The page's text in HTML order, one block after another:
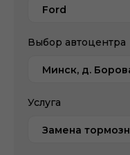
Ford
Выбор автоцентра
Минск, д.
Услуга
Замена